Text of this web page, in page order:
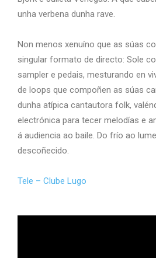
unha verbena dunha rave.
Non menos xenuíno que as súas
singular formato de directo: Sole
sampler e pedais, mesturando en
de loops que compoñen as súas
dunha atípica cantautora folk,
electrónica para tecer melodías e
á audiencia ao baile. Do frío ao
descoñecido.
Tele – Clube Lugo